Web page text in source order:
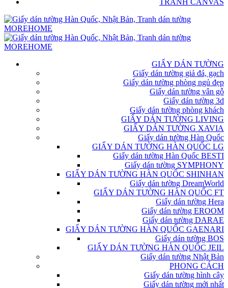
TRANH CANVAS
GIẤY DÁN TƯỜNG
Giấy dán tường giả đá, gạch
Giấy dán tường phòng ngủ đẹp
Giấy dán tường vân gỗ
Giấy dán tường 3d
Giấy dán tường phòng khách
GIẤY DÁN TƯỜNG LIVING
GIẤY DÁN TƯỜNG XAVIA
Giấy dán tường Hàn Quốc
GIẤY DÁN TƯỜNG HÀN QUỐC LG
Giấy dán tường Hàn Quốc BESTI
Giấy dán tường SYMPHONY
GIẤY DÁN TƯỜNG HÀN QUỐC SHINHAN
Giấy dán tường DreamWorld
GIẤY DÁN TƯỜNG HÀN QUỐC FT
Giấy dán tường Hera
Giấy dán tường EROOM
Giấy dán tường DARAE
GIẤY DÁN TƯỜNG HÀN QUỐC GAENARI
Giấy dán tường BOS
GIẤY DÁN TƯỜNG HÀN QUỐC JEIL
Giấy dán tường Nhật Bản
PHONG CÁCH
Giấy dán tường hình cây
Giấy dán tường mới nhất